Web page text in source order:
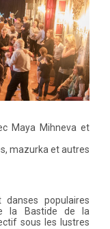
Maya Mihneva et
mazurka et autres
populaires
la Bastide de la
sous les lustres